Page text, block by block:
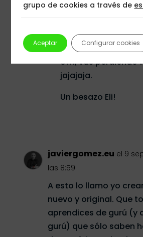
que me estoy
entre las que estás
dado cuenta de lo
Ufff, vas perdiendo
jajajaja.
Un besazo Eli!
javiergomez.eu el 9
las 8:59
A esto lo llamo yo
nuevo y original. Que
aprendices de gurú (y
gurú) que sólo saben
grupo de cookies a través de
Aceptar Configurar cookies